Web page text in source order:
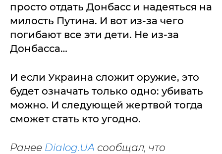
просто отдать Донбасс и надеяться на
милость Путина. И вот из-за чего
погибают все эти дети. Не из-за
Донбасса…
И если Украина сложит оружие, это
будет означать только одно: убивать
можно. И следующей жертвой тогда
сможет стать кто угодно.
Ранее Dialog.UA сообщал, что